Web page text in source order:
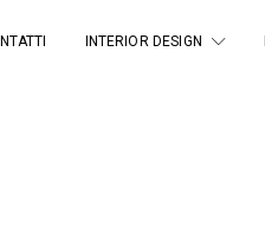
INTERIOR DESIGN